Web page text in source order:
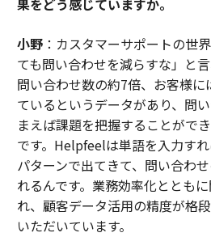
果をどう感じていますか。
小野：カスタマーサポートの世
ても問い合わせを減らすな」と
問い合わせ数の約7倍、お客様に
ているというデータがあり、問
まえば課題を把握することがで
です。Helpfeelは単語を入力す
パターンで出てきて、問い合わ
れるんです。業務効率化ととも
れ、顧客データ活用の精度が格
いただいています。